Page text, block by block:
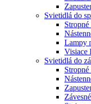
Svietidlá do
Lampy
Visiace
Svietidlá do